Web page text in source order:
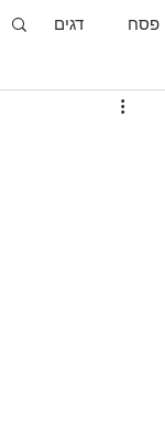
פסח דגים